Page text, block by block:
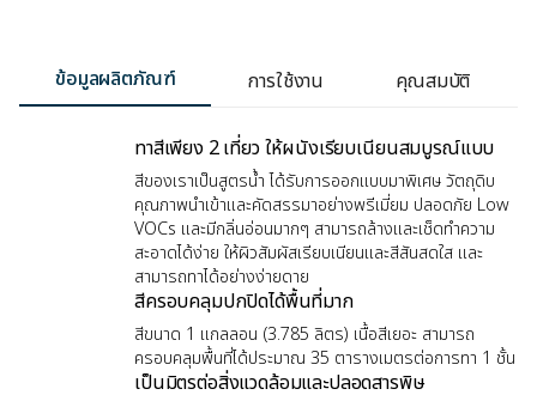
ข้อมูลผลิตภัณฑ์ การใช้งาน คุณสมบัติ
ทาสีเพียง 2 เที่ยว ให้ผนังเรียบเนียนสมบูรณ์แบบ
สีของเราเป็นสูตรน้ำ ได้รับการออกแบบมาพิเศษ วัตถุดิบ
คุณภาพนำเข้าและคัดสรรมาอย่างพรีเมี่ยม ปลอดภัย Low
VOCs และมีกลิ่นอ่อนมากๆ สามารถล้างและเช็ดทำความ
สะอาดได้ง่าย ให้ผิวสัมผัสเรียบเนียนและสีสันสดใส และ
สามารถทาได้อย่างง่ายดาย
สีครอบคลุมปกปิดได้พื้นที่มาก
สีขนาด 1 แกลลอน (3.785 ลิตร) เนื้อสีเยอะ สามารถ
ครอบคลุมพื้นที่ได้ประมาณ 35 ตารางเมตรต่อการทา 1 ชั้น
เป็นมิตรต่อสิ่งแวดล้อมและปลอดสารพิษ